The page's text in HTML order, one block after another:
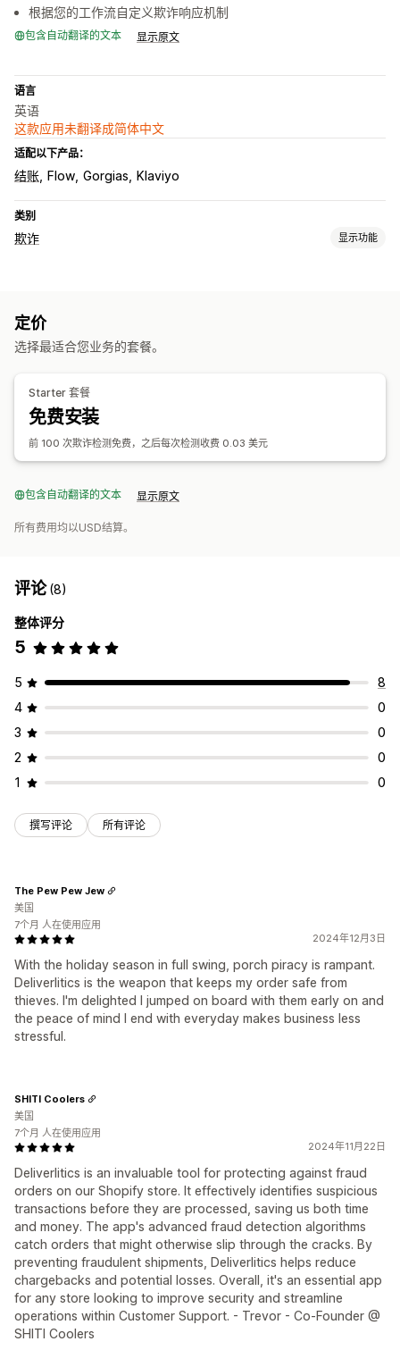
根据您的工作流自定义欺诈响应机制
包含自动翻译的文本 显示原文
语言
英语
这款应用未翻译成简体中文
适配以下产品：
结账 Flow Gorgias Klaviyo
类别
欺诈 显示功能
提醒和分析
高风险提醒 可疑活动 自定义提醒 风险报告
定价
选择最适合您业务的套餐。
Starter 套餐
免费安装
前 100 次欺诈检测免费，之后每次检测收费 0.03 美元
包含自动翻译的文本 显示原文
所有费用均以USD结算。
评论(8)
整体评分
5
5
8
4
0
3
0
2
0
1
0
撰写评论 所有评论
2024年12月3日
With the holiday season in full swing, porch piracy is rampant.
Deliverlitics is the weapon that keeps my order safe from
thieves. I'm delighted I jumped on board with them early on and
the peace of mind I end with everyday makes business less
stressful.
The Pew Pew Jew
美国
7个月 人在使用应用
2024年11月22日
Deliverlitics is an invaluable tool for protecting against fraud
orders on our Shopify store. It effectively identifies suspicious
transactions before they are processed, saving us both time
and money. The app's advanced fraud detection algorithms
catch orders that might otherwise slip through the cracks. By
preventing fraudulent shipments, Deliverlitics helps reduce
chargebacks and potential losses. Overall, it's an essential app
for any store looking to improve security and streamline
operations within Customer Support. - Trevor - Co-Founder @
SHITI Coolers
SHITI Coolers
美国
7个月 人在使用应用